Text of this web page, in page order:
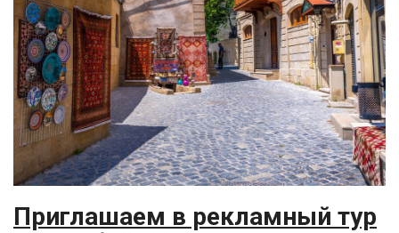
Приглашаем в рекламный тур